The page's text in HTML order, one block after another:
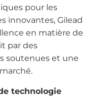
pour les
innovantes, Gilead
en matière de
par des
soutenues et une
technologie